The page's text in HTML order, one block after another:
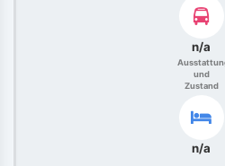
n/a
und
Zustand
n/a